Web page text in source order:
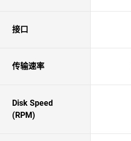
接口
传输速率
Disk Speed
(RPM)